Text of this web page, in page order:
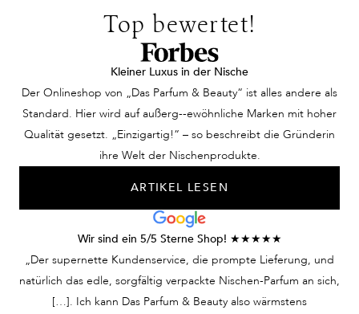
Top bewertet!
Kleiner Luxus in der Nische
Der Onlineshop von „Das Parfum & Beauty“ ist alles andere als
Standard. Hier wird auf außerg--ewöhnliche Marken mit hoher
Qualität gesetzt. „Einzigartig!“ – so beschreibt die Gründerin
ihre Welt der Nischenprodukte.
ARTIKEL LESEN
Wir sind ein 5/5 Sterne Shop! ★★★★★
„Der supernette Kundenservice, die prompte Lieferung, und
natürlich das edle, sorgfältig verpackte Nischen-Parfum an sich,
[…]. Ich kann Das Parfum & Beauty also wärmstens